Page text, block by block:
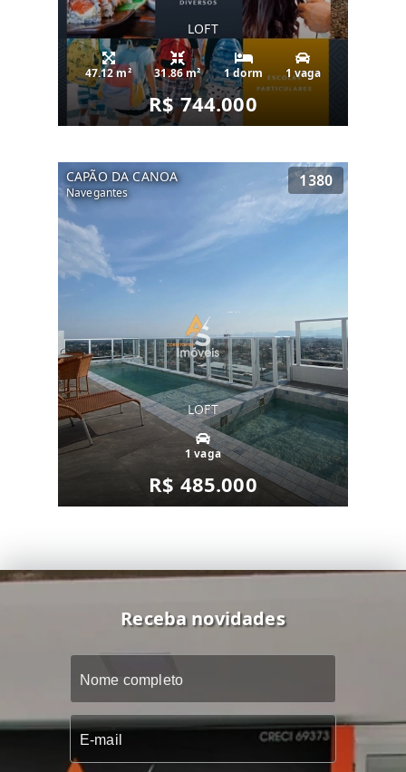
LOFT
47.12 m² 31.86 m² 1 dorm 1 vaga
R$ 744.000
CAPÃO DA CANOA
Navegantes
1380
LOFT
1 vaga
R$ 485.000
Receba novidades